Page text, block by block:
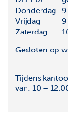
Donderdag
9
Vrijdag
9
Zaterdag
Gesloten op
Tijdens
van: 10 –